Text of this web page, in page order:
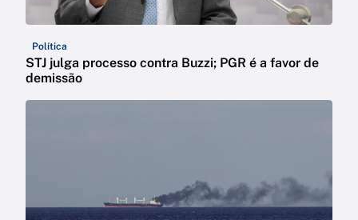
Política
STJ julga processo contra Buzzi; PGR é a favor de
demissão